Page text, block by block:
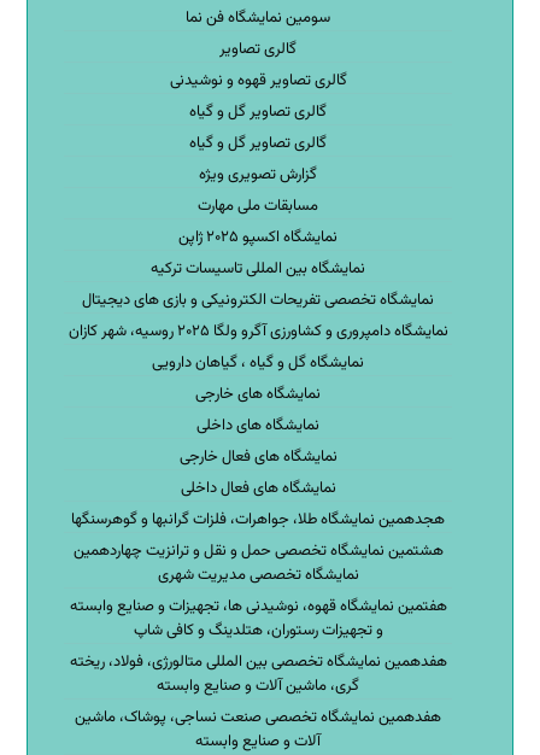
سومین نمایشگاه فن نما
گالری تصاویر
گالری تصاویر قهوه و نوشیدنی
گالری تصاویر گل و گیاه
گالری تصاویر گل و گیاه
گزارش تصویری ویژه
مسابقات ملی مهارت
نمایشگاه اکسپو ۲۰۲۵ ژاپن
نمایشگاه بین المللی تاسیسات ترکیه
نمایشگاه تخصصی تفریحات الکترونیکی و بازی های دیجیتال
نمایشگاه دامپروری و کشاورزی آگرو ولگا ۲۰۲۵ روسیه، شهر کازان
نمایشگاه گل و گیاه ، گیاهان دارویی
نمایشگاه های خارجی
نمایشگاه های داخلی
نمایشگاه های فعال خارجی
نمایشگاه های فعال داخلی
هجدهمین نمایشگاه طلا، جواهرات، فلزات گرانبها و گوهرسنگها
هشتمین نمایشگاه تخصصی حمل و نقل و ترانزیت چهاردهمین
نمایشگاه تخصصی مدیریت شهری
هفتمین نمایشگاه قهوه، نوشیدنی ها، تجهیزات و صنایع وابسته
و تجهیزات رستوران، هتلدینگ و کافی شاپ
هفدهمین نمایشگاه تخصصی بین المللی متالورژی، فولاد، ریخته
گری، ماشین آلات و صنایع وابسته
هفدهمین نمایشگاه تخصصی صنعت نساجی، پوشاک، ماشین
آلات و صنایع وابسته